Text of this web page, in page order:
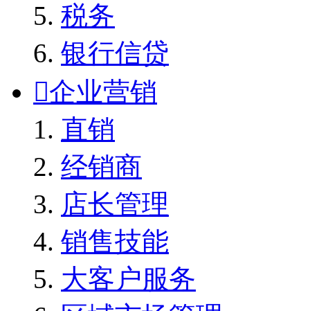
税务
银行信贷
企业营销
直销
经销商
店长管理
销售技能
大客户服务